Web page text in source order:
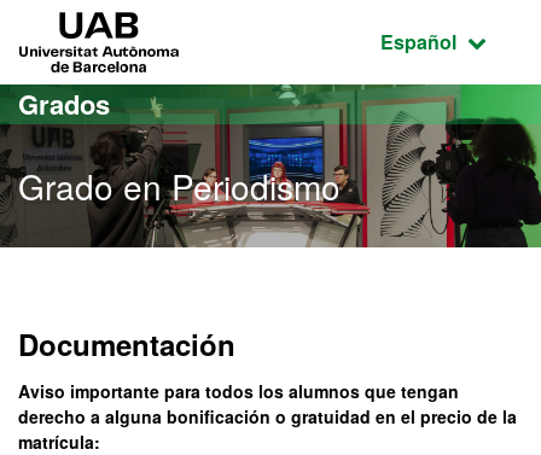
Acceso al contenido principal
Acceso a la navegación de la página
Idioma
Español
Grados
Grado en Periodismo
Documentación
Aviso importante para todos los alumnos que tengan
derecho a alguna bonificación o gratuidad en el precio de la
matrícula: